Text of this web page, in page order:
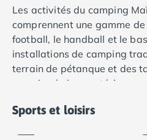
Camping Pays de la Loire
Camping Loire-Atlantique
Camping Guerande
Camping La Baule-
Camping La Turballe
Camping Nantes
Camping Pornichet
Les activités du camping
comprennent une gamme
football, le handball et le
installations de camping
terrain de pétanque et des
une aire de jeux extérieure
profitant de la balançoire, de
Sports et loisirs
Aire
jeux